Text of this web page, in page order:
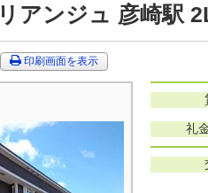
リアンジュ 彦崎駅
印刷画面を表示
礼